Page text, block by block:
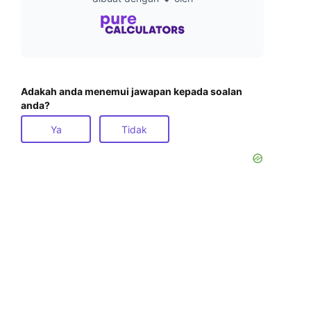
Adakah anda menemui jawapan kepada soalan
anda?
Ya Tidak